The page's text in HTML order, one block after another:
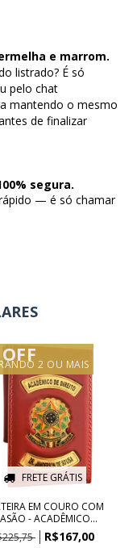
e marrom.
listrado? É só
pelo chat
mantendo o mesmo
de finalizar
segura.
— é só chamar
2 OU MAIS
FRETE GRÁTIS
EM COURO COM
- ACADÊMICO...
R$167,00